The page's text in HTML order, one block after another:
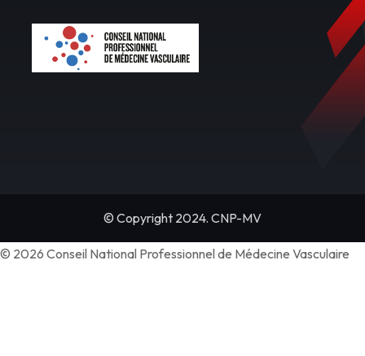
© Copyright 2024. CNP-MV
© 2026 Conseil National Professionnel de Médecine Vasculaire